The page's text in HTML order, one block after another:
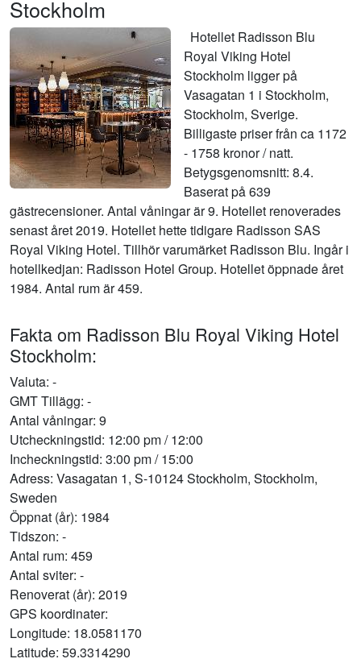
Stockholm
Hotellet Radisson Blu
Royal Viking Hotel
Stockholm ligger på
Vasagatan 1 i Stockholm,
Stockholm, Sverige.
Billigaste priser från ca 1172
- 1758 kronor / natt.
Betygsgenomsnitt: 8.4.
Baserat på 639
gästrecensioner. Antal våningar är 9. Hotellet renoverades
senast året 2019. Hotellet hette tidigare Radisson SAS
Royal Viking Hotel. Tillhör varumärket Radisson Blu. Ingår i
hotellkedjan: Radisson Hotel Group. Hotellet öppnade året
1984. Antal rum är 459.
Fakta om Radisson Blu Royal Viking Hotel
Stockholm:
Valuta: -
GMT Tillägg: -
Antal våningar: 9
Utcheckningstid: 12:00 pm / 12:00
Incheckningstid: 3:00 pm / 15:00
Adress: Vasagatan 1, S-10124 Stockholm, Stockholm,
Sweden
Öppnat (år): 1984
Tidszon: -
Antal rum: 459
Antal sviter: -
Renoverat (år): 2019
GPS koordinater:
Longitude: 18.0581170
Latitude: 59.3314290